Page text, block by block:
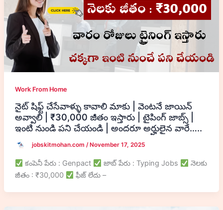
Work From Home
నైట్ షిఫ్ట్ చేసేవాళ్ళు కావాలి మాకు | వెంటనే జాయిన్
అవ్వాలి | ₹30,000 జీతం ఇస్తారు | టైపింగ్ జాబ్స్ |
ఇంటి నుండి పని చేయండి | అందరూ అర్హులైన వారే…..
jobskitmohan.com / November 17, 2025
కంపెనీ పేరు : Genpact జాబ్ పేరు : Typing Jobs
నెలకు
జీతం : ₹30,000
ఫీజ్ లేదు –